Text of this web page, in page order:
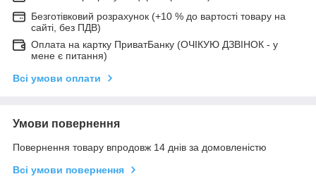
Безготівковий розрахунок (+10 % до вартості товару на
сайті, без ПДВ)
Оплата на картку ПриватБанку (ОЧІКУЮ ДЗВІНОК - у
мене є питання)
Всі умови оплати
Умови повернення
Повернення товару впродовж 14 днів за домовленістю
Всі умови повернення